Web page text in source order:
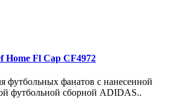
Home Fl Cap CF4972
футбольных фанатов с нанесенной
футбольной сборной ADIDAS..